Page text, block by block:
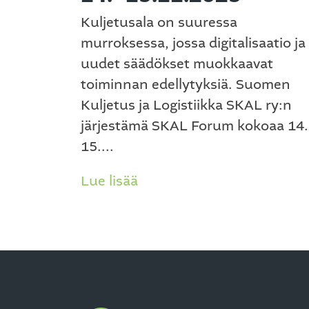
Kuljetusala on suuressa
murroksessa, jossa digitalisaatio ja
uudet säädökset muokkaavat
toiminnan edellytyksiä. Suomen
Kuljetus ja Logistiikka SKAL ry:n
järjestämä SKAL Forum kokoaa
15....
Lue lisää